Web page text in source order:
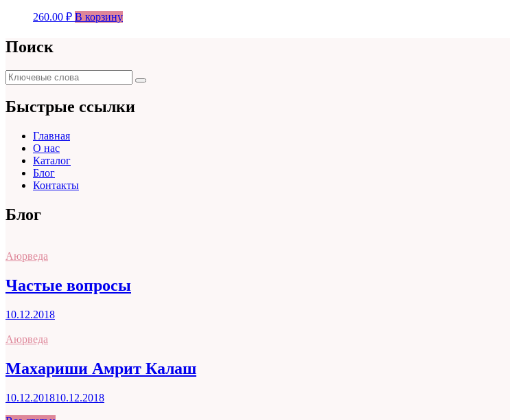
260.00 ₽ В корзину
Поиск
Поиск
для:
Поиск
Быстрые ссылки
Главная
О нас
Каталог
Блог
Контакты
Блог
Аюрведа
Частые вопросы
10.12.2018
Аюрведа
Махариши Амрит Калаш
10.12.201810.12.2018